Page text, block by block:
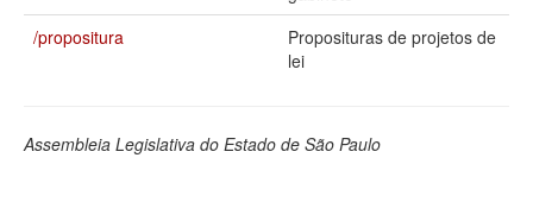
/propositura
Proposituras de projetos de
lei
Assembleia Legislativa do Estado de São Paulo